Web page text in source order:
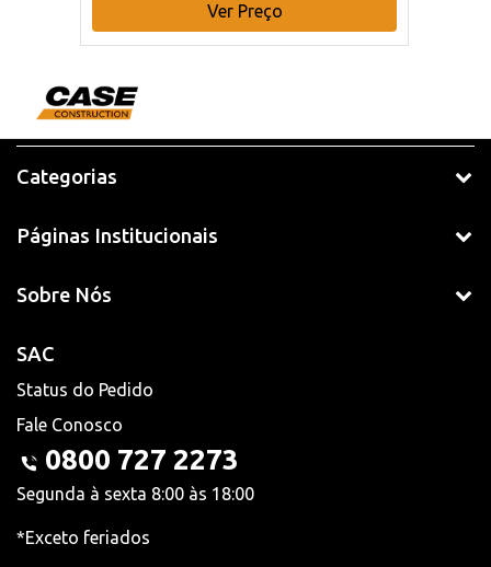
Ver Preço
Categorias
Páginas Institucionais
Sobre Nós
SAC
Status do Pedido
Fale Conosco
0800 727 2273
Segunda à sexta 8:00 às 18:00
*Exceto feriados